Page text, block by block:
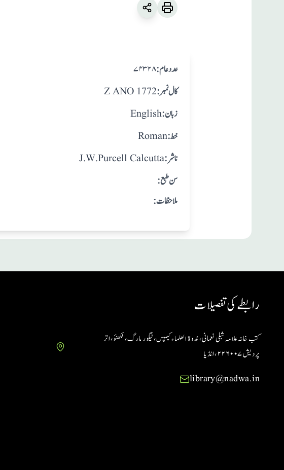
۷۴۳۲۸ :عدد عام
Z ANO 1772 :کال نمبر
English :زبان
Roman :خط
J.W.Purcell Calcutta :ناشر
: سن طبع
:ملاحظات
رابطے کی تفصیلات
کتب خانہ علامہ شبلی نعمانی، ندوۃ العلماء کیمپس، ٹیگور مارگ، لکھنؤ، اتر
پردیش ۲۲۶۰۰۷ ،انڈیا
library@nadwa.in